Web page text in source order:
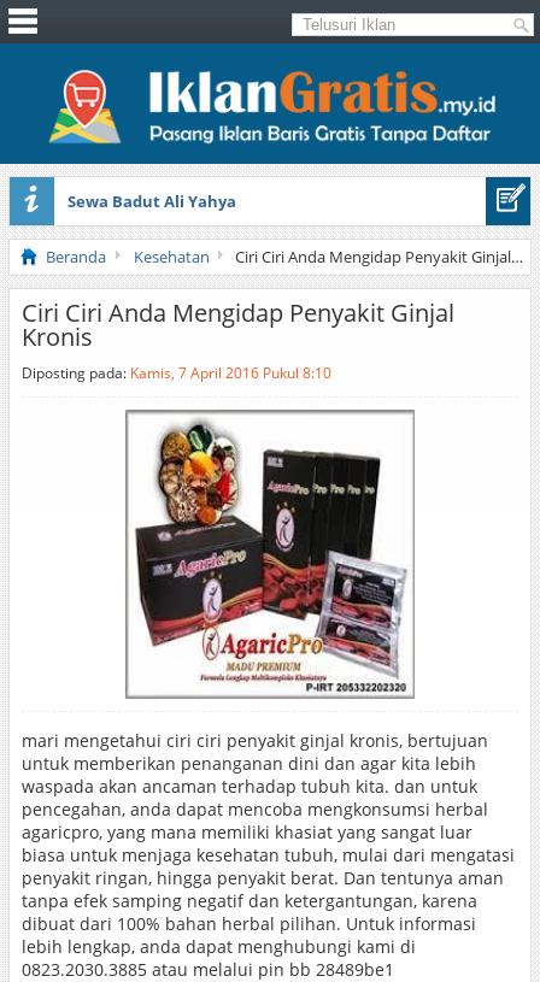
Sewa Badut Ali Yahya
Honda Brio 1.3 E AT CBU 2012 Putih
Beranda Kesehatan Ciri Ciri Anda Mengidap Penyakit Ginjal Kronis
Ciri Ciri Anda Mengidap Penyakit Ginjal
Kronis
Diposting pada: Kamis, 7 April 2016 Pukul 8:10
mari mengetahui ciri ciri penyakit ginjal kronis, bertujuan
untuk memberikan penanganan dini dan agar kita lebih
waspada akan ancaman terhadap tubuh kita. dan untuk
pencegahan, anda dapat mencoba mengkonsumsi herbal
agaricpro, yang mana memiliki khasiat yang sangat luar
biasa untuk menjaga kesehatan tubuh, mulai dari mengatasi
penyakit ringan, hingga penyakit berat. Dan tentunya aman
tanpa efek samping negatif dan ketergantungan, karena
dibuat dari 100% bahan herbal pilihan. Untuk informasi
lebih lengkap, anda dapat menghubungi kami di
0823.2030.3885 atau melalui pin bb 28489be1